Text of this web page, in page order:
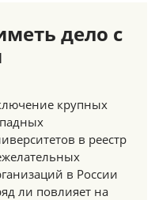
дело с
крупных
в реестр
в России
ли повлияет на